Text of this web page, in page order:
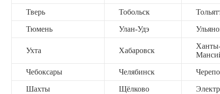
Тверь Тобольск
Тюмень Улан-Удэ
Ухта Хабаровск
Чебоксары Челябинск
Шахты Щёлково